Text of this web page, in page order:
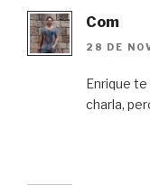
Com
28 DE
Enrique
charla,